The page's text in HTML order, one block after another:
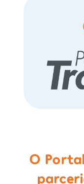
O